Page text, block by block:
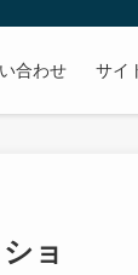
していきます。
合わせ サイ
ョ